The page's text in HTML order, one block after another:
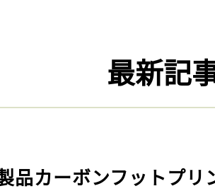
最新記
品カーボンフットプリ